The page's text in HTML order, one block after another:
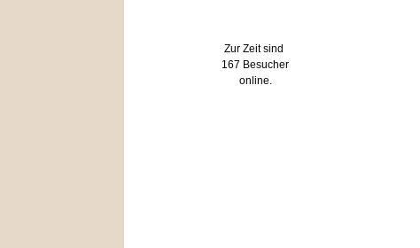
Zur Zeit sind
167 Besucher
online.